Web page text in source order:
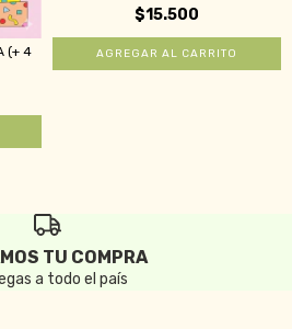
(+ 4
$15.500
TU COMPRA
a todo el país